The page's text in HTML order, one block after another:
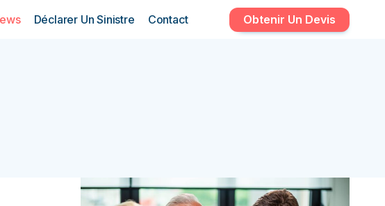
Déclarer Un Sinistre Contact Obtenir Un Devis